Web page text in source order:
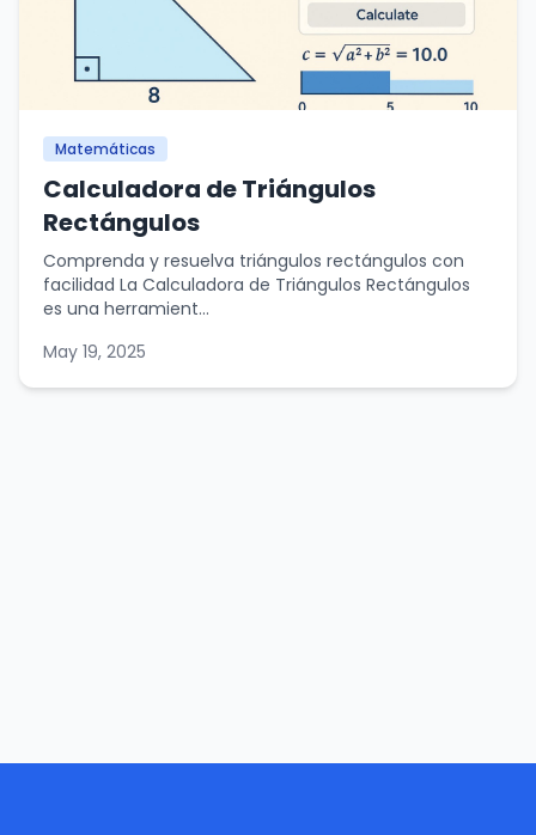
Matemáticas
Calculadora de Triángulos
Rectángulos
Comprenda y resuelva triángulos rectángulos con
facilidad La Calculadora de Triángulos Rectángulos
es una herramient...
May 19, 2025